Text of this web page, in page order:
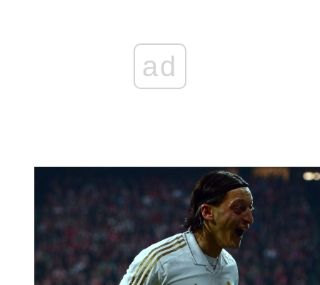
ad